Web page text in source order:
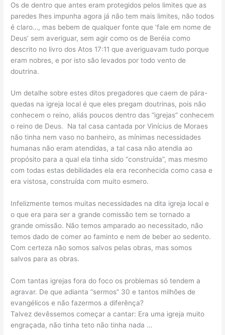
Os de dentro que antes eram protegidos pelos limites que as
paredes lhes impunha agora já não tem mais limites, não todos
é claro…, mas bebem de qualquer fonte que ‘fale em nome de
Deus’ sem averiguar, sem agir como os de Beréia como
descrito no livro dos Atos 17:11 que averiguavam tudo porque
eram nobres, e por isto são levados por todo vento de
doutrina.
Um detalhe sobre estes ditos pregadores que caem de pára-
quedas na igreja local é que eles pregam doutrinas, pois não
conhecem o reino, aliás poucos dentro das “igrejas” conhecem
o reino de Deus. Na tal casa cantada por Vinícius de Moraes
não tinha nem vaso no banheiro, as mínimas necessidades
humanas não eram atendidas, a tal casa não atendia ao
propósito para a qual ela tinha sido “construída”, mas mesmo
com todas estas debilidades ela era reconhecida como casa e
era vistosa, construída com muito esmero.
Infelizmente temos muitas necessidades na dita igreja local e
o que era para ser a grande comissão tem se tornado a
grande omissão. Não temos amparado ao necessitado, não
temos dado de comer ao faminto e nem de beber ao sedento.
Com certeza não somos salvos pelas obras, mas somos
salvos para as obras.
Com tantas igrejas fora do foco os problemas só tendem a
agravar. De que adianta “sermos” 30 e tantos milhões de
evangélicos e não fazermos a diferênça?
Talvez devêssemos começar a cantar: Era uma igreja muito
engraçada, não tinha teto não tinha nada …